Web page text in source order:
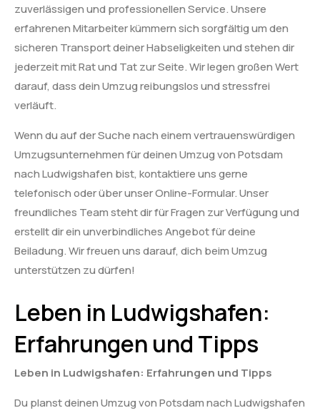
zuverlässigen und professionellen Service. Unsere
erfahrenen Mitarbeiter kümmern sich sorgfältig um den
sicheren Transport deiner Habseligkeiten und stehen dir
jederzeit mit Rat und Tat zur Seite. Wir legen großen Wert
darauf, dass dein Umzug reibungslos und stressfrei
verläuft.
Wenn du auf der Suche nach einem vertrauenswürdigen
Umzugsunternehmen für deinen Umzug von Potsdam
nach Ludwigshafen bist, kontaktiere uns gerne
telefonisch oder über unser Online-Formular. Unser
freundliches Team steht dir für Fragen zur Verfügung und
erstellt dir ein unverbindliches Angebot für deine
Beiladung. Wir freuen uns darauf, dich beim Umzug
unterstützen zu dürfen!
Leben in Ludwigshafen:
Erfahrungen und Tipps
Leben in Ludwigshafen: Erfahrungen und Tipps
Du planst deinen Umzug von Potsdam nach Ludwigshafen